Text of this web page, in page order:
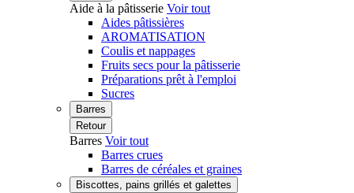
Aide à la pâtisserie Voir tout
Aides pâtissières
AROMATISATION
Coulis et nappages
Fruits secs pour la pâtisserie
Préparations prêt à l'emploi
Sucres
Barres
Retour
Barres Voir tout
Barres crues
Barres de céréales et graines
Biscottes, pains grillés et galettes